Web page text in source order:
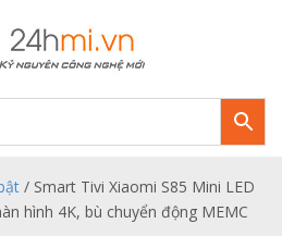
/ Smart Tivi Xiaomi S85 Mini LED
hình 4K, bù chuyển động MEMC